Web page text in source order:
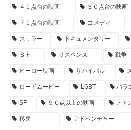
４０点台の映画 ３０点台の映画
７０点台の映画 コメディ
スリラー ドキュメンタリー
ＳＦ サスペンス 戦争
ヒーロー映画 サバイバル
ロードムービー LGBT バラ
SF ９０点以上の映画 ファ
移民 アドベンチャー